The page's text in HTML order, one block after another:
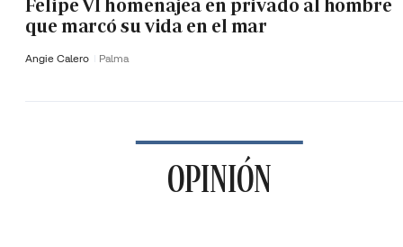
Felipe VI homenajea en privado al hombre
que marcó su vida en el mar
Angie Calero Palma
OPINIÓN